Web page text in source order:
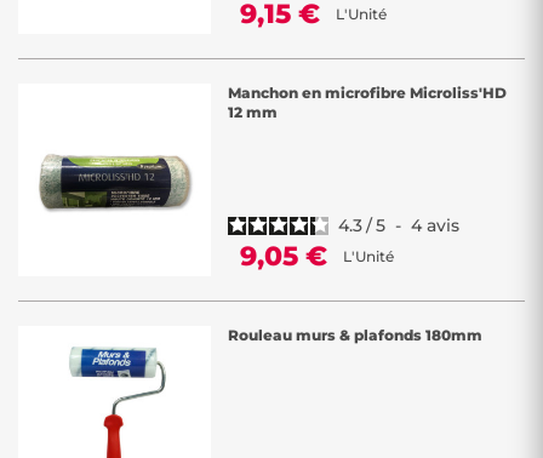
9,15 € L'Unité
Manchon en microfibre Microliss'HD
12 mm
4.3/5 - 4 avis
9,05 € L'Unité
Rouleau murs & plafonds 180mm